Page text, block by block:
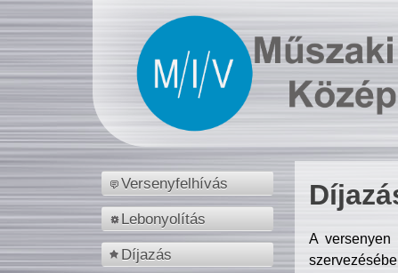
Versenyfelhívás
Lebonyolítás
Díjazás
A